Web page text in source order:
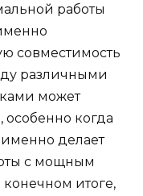
работы
совместимость
различными
может
особенно когда
делает
с мощным
итоге,